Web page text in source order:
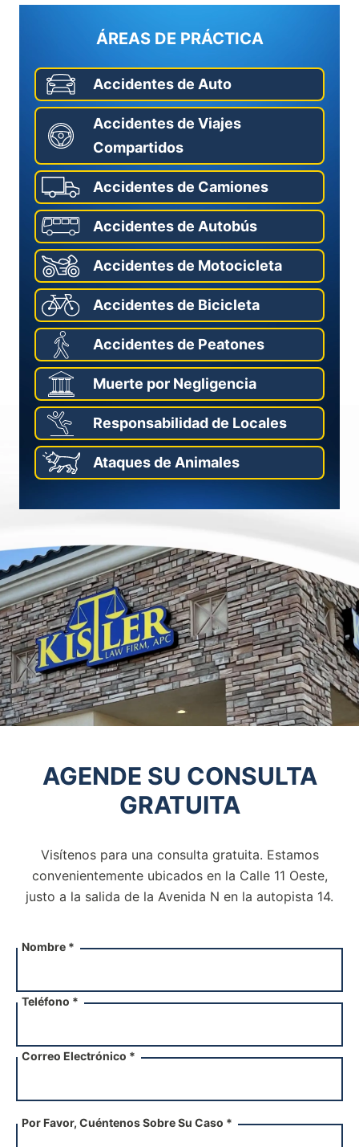
ÁREAS DE PRÁCTICA
Accidentes de Auto
Accidentes de Viajes
Compartidos
Accidentes de Camiones
Accidentes de Autobús
Accidentes de Motocicleta
Accidentes de Bicicleta
Accidentes de Peatones
Muerte por Negligencia
Responsabilidad de Locales
Ataques de Animales
AGENDE SU CONSULTA
GRATUITA
Visítenos para una consulta gratuita. Estamos
convenientemente ubicados en la Calle 11 Oeste,
justo a la salida de la Avenida N en la autopista 14.
Nombre *
Teléfono *
Correo Electrónico *
Por Favor, Cuéntenos Sobre Su Caso *